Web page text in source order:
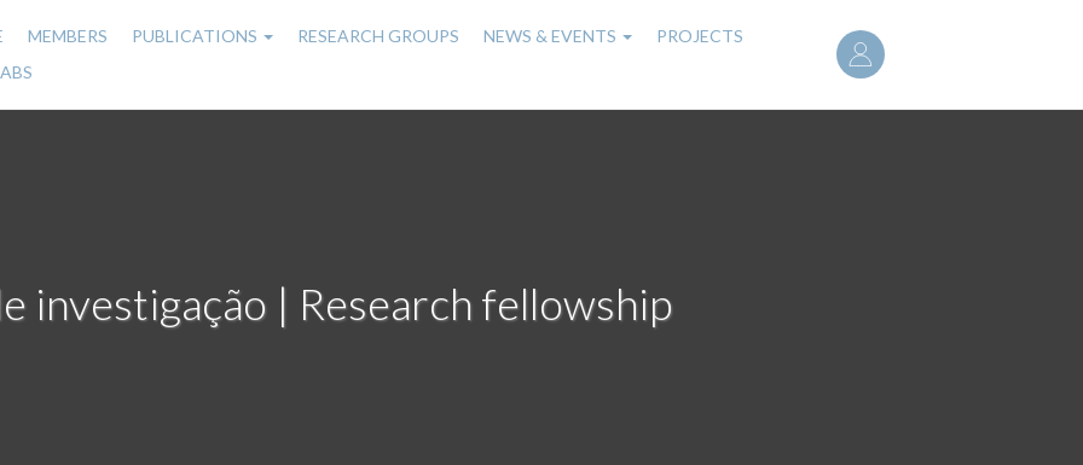
User
account
MEMBERS PUBLICATIONS RESEARCH GROUPS NEWS & EVENTS
PROJECTS
investigação | Research fellowship